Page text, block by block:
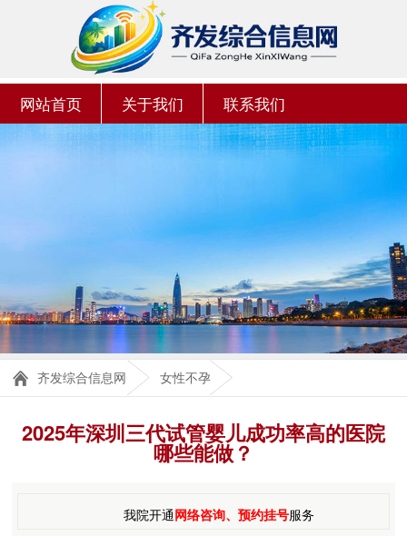
网站首页 关于我们 联系我们
齐发综合信息网 女性不孕
2025年深圳三代试管婴儿成功率高的医院
哪些能做？
我院开通网络咨询、预约挂号服务